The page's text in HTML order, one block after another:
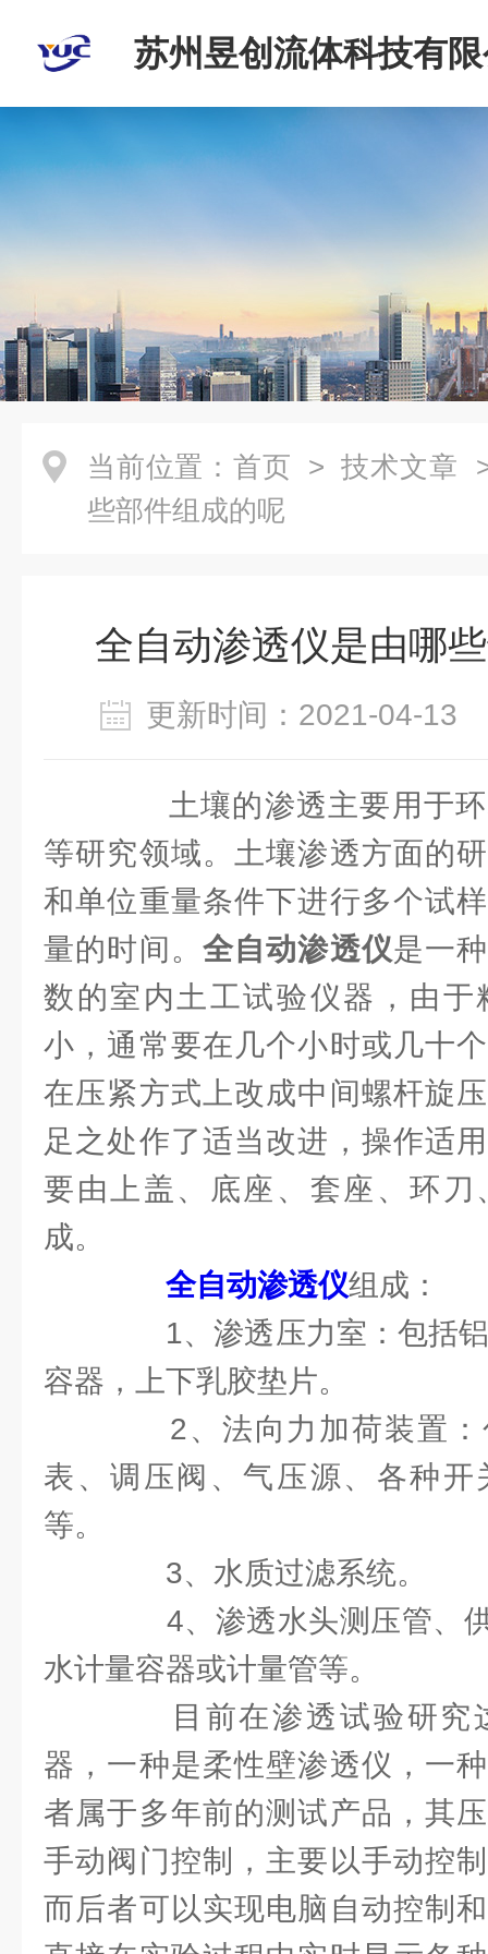
苏州昱创流体科技有
当前位置： 首页 > 技术文章
些部件组成的呢
全自动渗透仪是由哪
更新时间：2021-04-
土壤的渗透主要用于环
等研究领域。土壤渗透方面的
和单位重量条件下进行多个试
量的时间。 全自动渗透仪是一
数的室内土工试验仪器，由于
小，通常要在几个小时或几十
在压紧方式上改成中间螺杆旋
足之处作了适当改进，操作适
要由上盖、底座、套座、环刀
成。
全自动渗透仪组成：
1、渗透压力室：包括铝
容器，上下乳胶垫片。
2、法向力加荷装置：
表、调压阀、气压源、各种
等。
3、水质过滤系统。
4、渗透水头测压管、供
水计量容器或计量管等。
目前在渗透试验研究
器，一种是柔性壁渗透仪，一
者属于多年前的测试产品，其
手动阀门控制，主要以手动控
而后者可以实现电脑自动控制